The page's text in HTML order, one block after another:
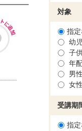
対象
指定
幼児
子
年
男
女
受講期
指定